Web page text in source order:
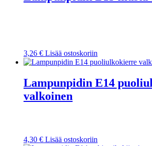
3,26 € Lisää ostoskoriin
Lampunpidin E14
valkoinen
4,30 € Lisää ostoskoriin